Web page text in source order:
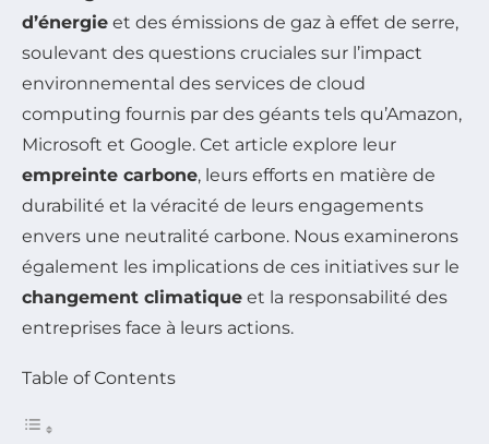
d’énergie et des émissions de gaz à effet de serre,
soulevant des questions cruciales sur l’impact
environnemental des services de cloud
computing fournis par des géants tels qu’Amazon,
Microsoft et Google. Cet article explore leur
empreinte carbone, leurs efforts en matière de
durabilité et la véracité de leurs engagements
envers une neutralité carbone. Nous examinerons
également les implications de ces initiatives sur le
changement climatique et la responsabilité des
entreprises face à leurs actions.
Table of Contents